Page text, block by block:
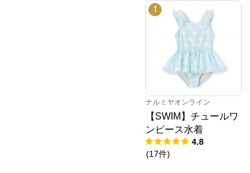
1
ナルミヤオンライン
【SWIM】チュールワ
ンピース水着
4.8
(17件)